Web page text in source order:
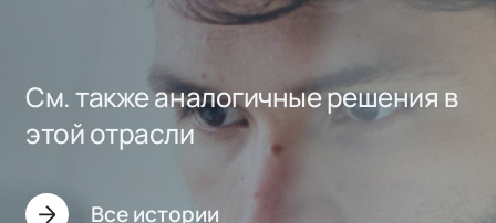
См. также аналогичные решения в
этой отрасли
Все истории